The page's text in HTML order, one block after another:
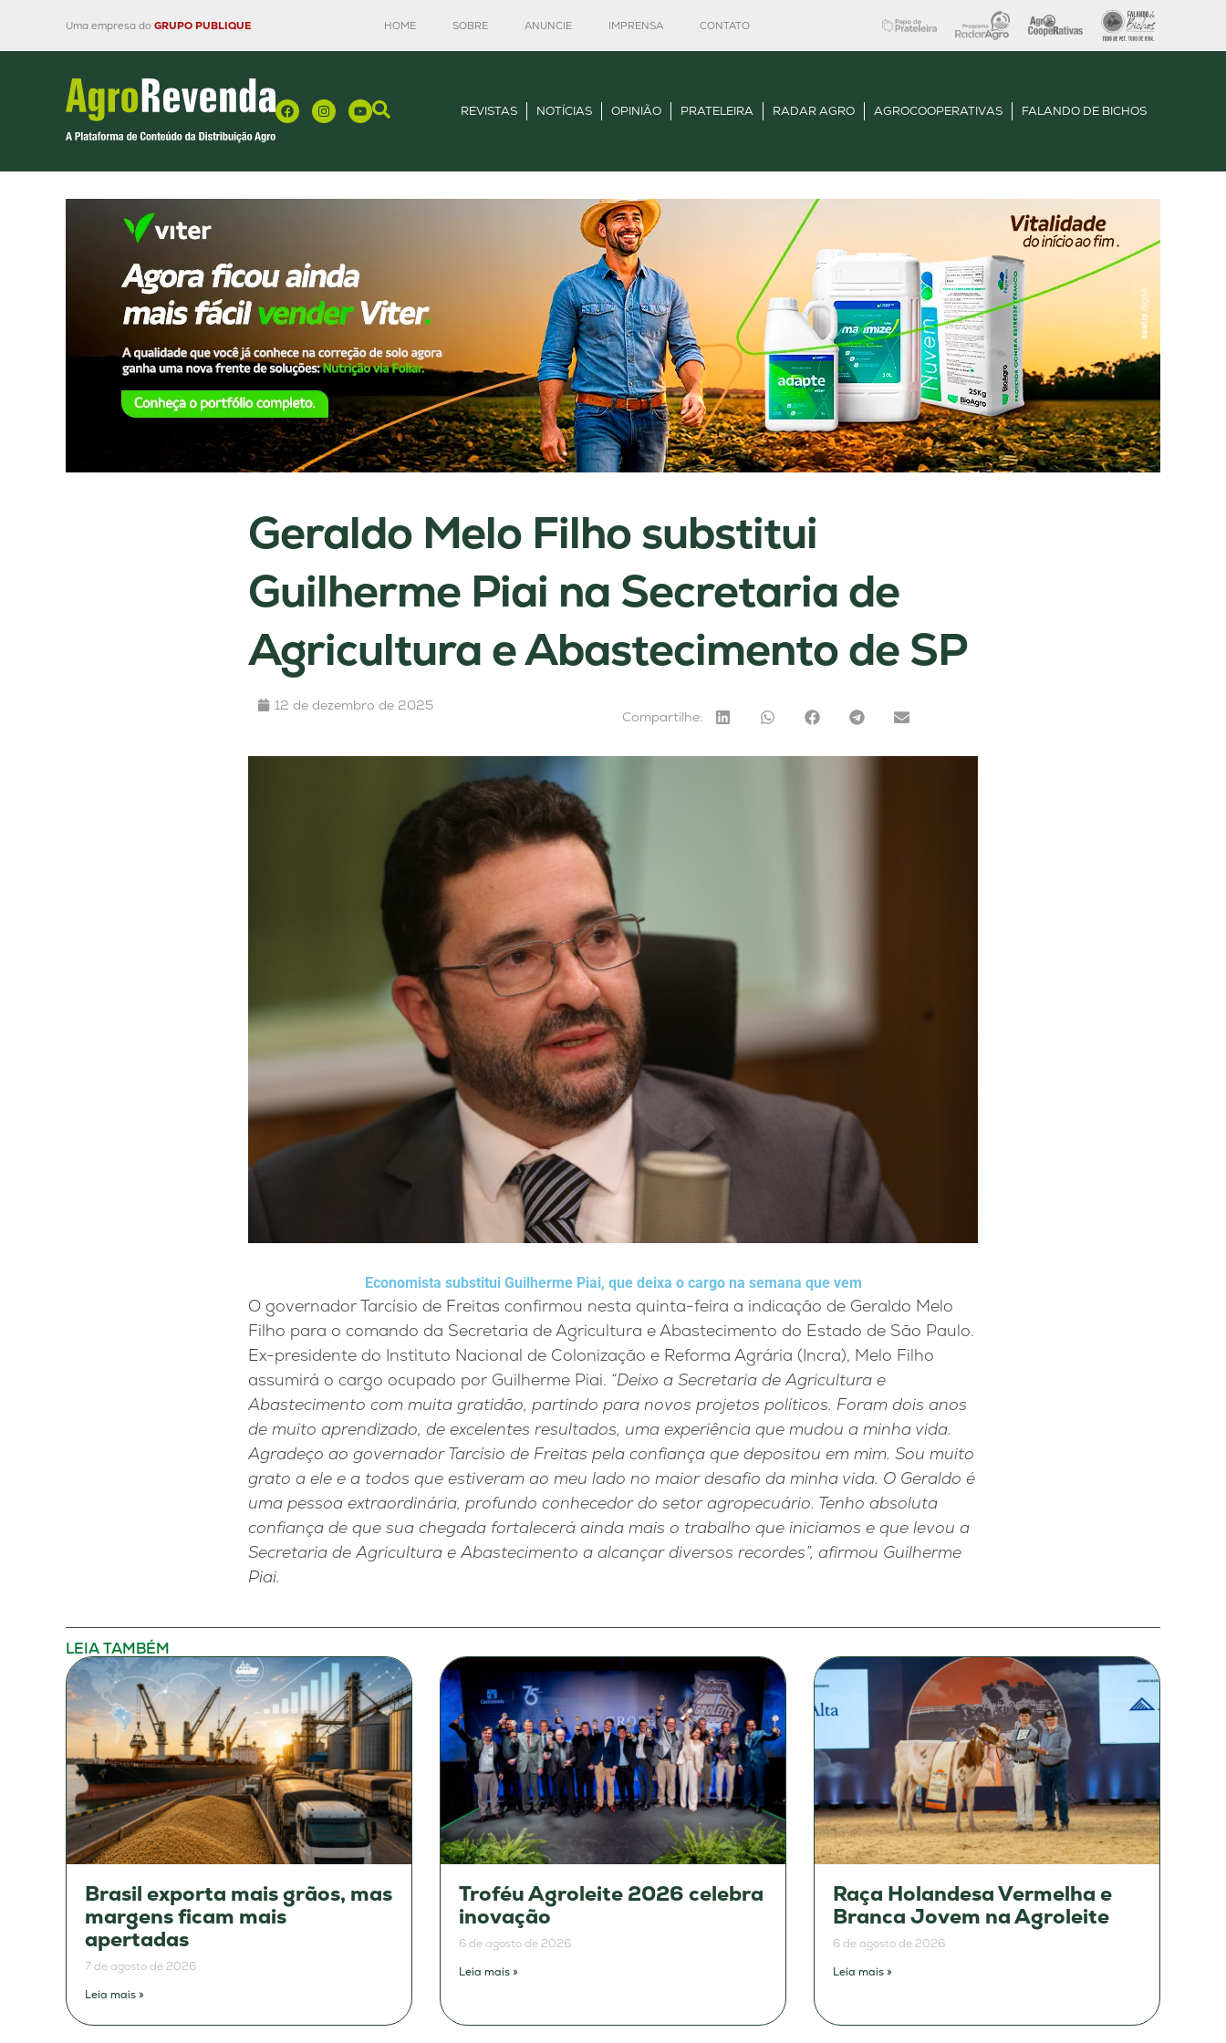
Uma empresa do GRUPO PUBLIQUE HOME SOBRE ANUNCIE IMPRENSA CONTATO
REVISTAS NOTÍCIAS OPINIÃO PRATELEIRA RADAR AGRO AGROCOOPERATIVAS FALANDO DE BICHOS
Geraldo Melo Filho substitui
Guilherme Piai na Secretaria de
Agricultura e Abastecimento de SP
12 de dezembro de 2025
Compartilhe:
Economista substitui Guilherme Piai, que deixa o cargo na semana que vem
O governador Tarcísio de Freitas confirmou nesta quinta-feira a indicação de Geraldo Melo
Filho para o comando da Secretaria de Agricultura e Abastecimento do Estado de São Paulo.
Ex-presidente do Instituto Nacional de Colonização e Reforma Agrária (Incra), Melo Filho
assumirá o cargo ocupado por Guilherme Piai. “Deixo a Secretaria de Agricultura e
Abastecimento com muita gratidão, partindo para novos projetos políticos. Foram dois anos
de muito aprendizado, de excelentes resultados, uma experiência que mudou a minha vida.
Agradeço ao governador Tarcísio de Freitas pela confiança que depositou em mim. Sou muito
grato a ele e a todos que estiveram ao meu lado no maior desafio da minha vida. O Geraldo é
uma pessoa extraordinária, profundo conhecedor do setor agropecuário. Tenho absoluta
confiança de que sua chegada fortalecerá ainda mais o trabalho que iniciamos e que levou a
Secretaria de Agricultura e Abastecimento a alcançar diversos recordes”, afirmou Guilherme
Piai.
LEIA TAMBÉM
Brasil exporta mais grãos, mas
margens ficam mais
apertadas
7 de agosto de 2026
Leia mais »
Troféu Agroleite 2026 celebra
inovação
6 de agosto de 2026
Leia mais »
Raça Holandesa Vermelha e
Branca Jovem na Agroleite
6 de agosto de 2026
Leia mais »